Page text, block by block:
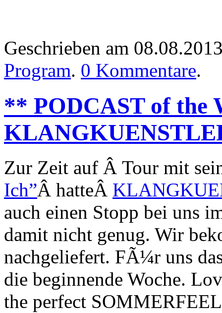
Geschrieben am
Program. 0 Kommentare.
** PODCAST of the
Zur Zeit auf Â Tour mit
Ich”Â hatteÂ
auch einen Stopp bei uns
damit nicht genug. Wir
nachgeliefert. FÃ¼r uns
die beginnende Woche.
the perfect